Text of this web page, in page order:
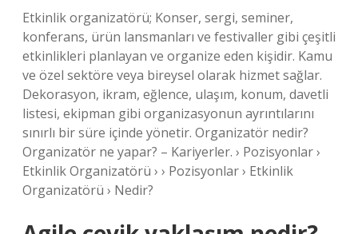
Etkinlik organizatörü; Konser, sergi, seminer,
konferans, ürün lansmanları ve festivaller gibi çeşitli
etkinlikleri planlayan ve organize eden kişidir. Kamu
ve özel sektöre veya bireysel olarak hizmet sağlar.
Dekorasyon, ikram, eğlence, ulaşım, konum, davetli
listesi, ekipman gibi organizasyonun ayrıntılarını
sınırlı bir süre içinde yönetir. Organizatör nedir?
Organizatör ne yapar? – Kariyerler. › Pozisyonlar ›
Etkinlik Organizatörü › › Pozisyonlar › Etkinlik
Organizatörü › Nedir?